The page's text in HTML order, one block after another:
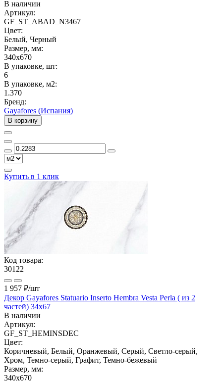
В наличии
Артикул:
GF_ST_ABAD_N3467
Цвет:
Белый, Черный
Размер, мм:
340x670
В упаковке, шт:
6
В упаковке, м2:
1.370
Бренд:
Gayafores (Испания)
В корзину
Купить в 1 клик
Код товара:
30122
1 957 ₽/шт
Декор Gayafores Statuario Inserto Hembra Vesta Perla ( из 2
частей) 34x67
В наличии
Артикул:
GF_ST_HEMINSDEC
Цвет:
Коричневый, Белый, Оранжевый, Серый, Светло-серый,
Хром, Темно-серый, Графит, Темно-бежевый
Размер, мм:
340x670